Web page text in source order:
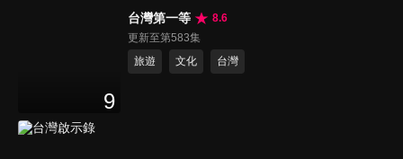
9
台灣第一等
8.6
更新至第583集
旅遊
文化 台灣